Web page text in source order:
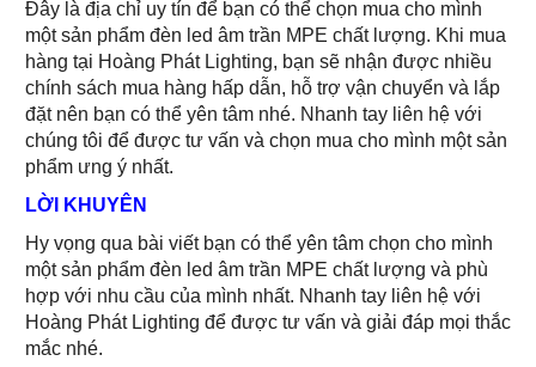
Đây là địa chỉ uy tín để bạn có thể chọn mua cho mình
một sản phẩm đèn led âm trần MPE chất lượng. Khi mua
hàng tại Hoàng Phát Lighting, bạn sẽ nhận được nhiều
chính sách mua hàng hấp dẫn, hỗ trợ vận chuyển và lắp
đặt nên bạn có thể yên tâm nhé. Nhanh tay liên hệ với
chúng tôi để được tư vấn và chọn mua cho mình một sản
phẩm ưng ý nhất.
LỜI KHUYÊN
Hy vọng qua bài viết bạn có thể yên tâm chọn cho mình
một sản phẩm đèn led âm trần MPE chất lượng và phù
hợp với nhu cầu của mình nhất. Nhanh tay liên hệ với
Hoàng Phát Lighting để được tư vấn và giải đáp mọi thắc
mắc nhé.